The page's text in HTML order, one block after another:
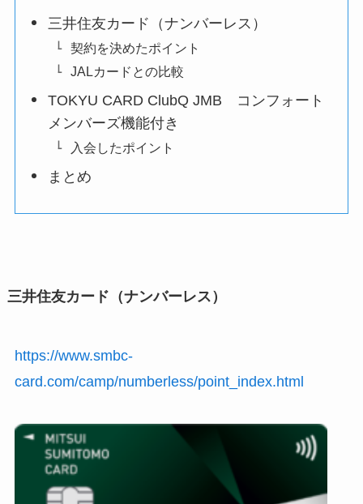
三井住友カード（ナンバーレス）
契約を決めたポイント
JALカードとの比較
TOKYU CARD ClubQ JMB コンフォート
メンバーズ機能付き
入会したポイント
まとめ
三井住友カード（ナンバーレス）
https://www.smbc-
card.com/camp/numberless/point_index.html